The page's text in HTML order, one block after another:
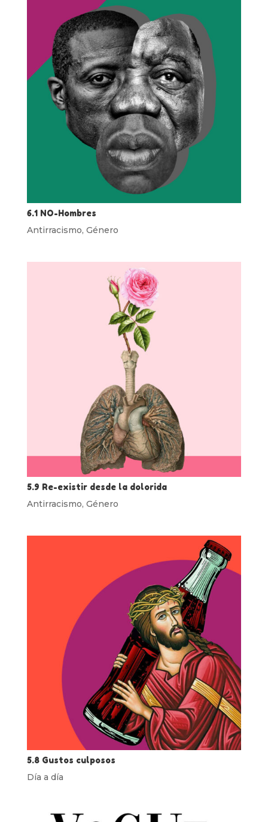
6.1 NO-Hombres
Antirracismo, Género
5.9 Re-existir desde la dolorida
Antirracismo, Género
5.8 Gustos culposos
Día a día